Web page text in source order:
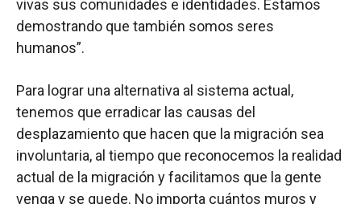
vivas sus comunidades e identidades. Estamos
demostrando que también somos seres
humanos”.
Para lograr una alternativa al sistema actual,
tenemos que erradicar las causas del
desplazamiento que hacen que la migración sea
involuntaria, al tiempo que reconocemos la realidad
actual de la migración y facilitamos que la gente
venga y se quede. No importa cuántos muros y